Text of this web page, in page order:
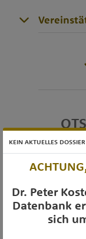
KEIN AKTUELLES DOSSIER
Dr. Peter
Datenbank
sich